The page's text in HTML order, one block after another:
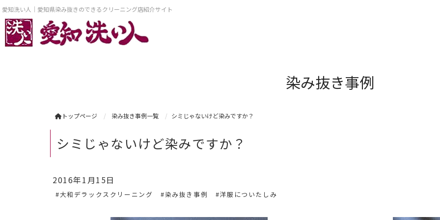
愛知洗い人｜愛知県染み抜きのできるクリーニング店紹介サイト
染み抜き事例
トップページ 染み抜き事例一覧 シミじゃないけど染みですか？
シミじゃないけど染みですか？
2016年1月15日
#大和デラックスクリーニング #染み抜き事例 #洋服についたしみ